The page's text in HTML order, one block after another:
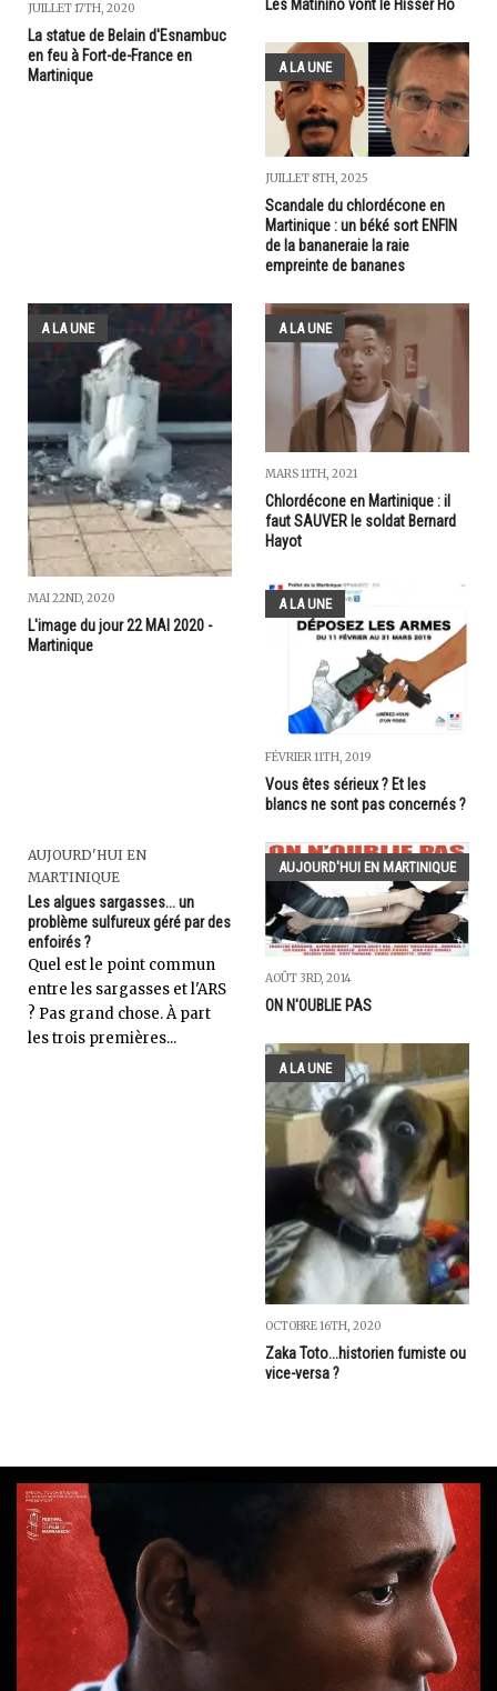
JUILLET 17TH, 2020
La statue de Belain d'Esnambuc
en feu à Fort-de-France en
Martinique
Les Matinino vont le Hisser Ho
A LA UNE
JUILLET 8TH, 2025
Scandale du chlordécone en
Martinique : un béké sort ENFIN
de la bananeraie la raie
empreinte de bananes
A LA UNE
MAI 22ND, 2020
L'image du jour 22 MAI 2020 -
Martinique
A LA UNE
MARS 11TH, 2021
Chlordécone en Martinique : il
faut SAUVER le soldat Bernard
Hayot
A LA UNE
FÉVRIER 11TH, 2019
Vous êtes sérieux ? Et les
blancs ne sont pas concernés ?
AUJOURD'HUI EN
MARTINIQUE
Les algues sargasses... un
problème sulfureux géré par des
enfoirés ?
Quel est le point commun
entre les sargasses et l'ARS
? Pas grand chose. À part
les trois premières...
AUJOURD'HUI EN MARTINIQUE
AOÛT 3RD, 2014
ON N'OUBLIE PAS
A LA UNE
OCTOBRE 16TH, 2020
Zaka Toto...historien fumiste ou
vice-versa ?